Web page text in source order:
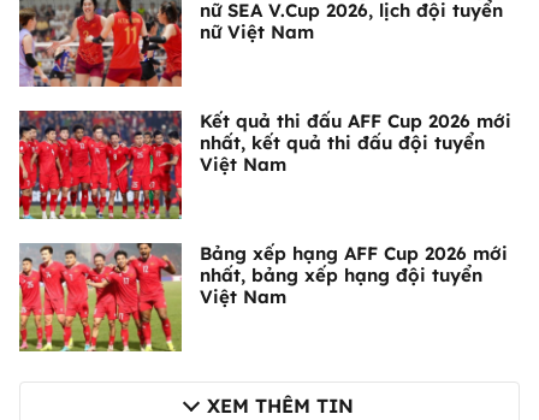
nữ SEA V.Cup 2026, lịch đội tuyển
nữ Việt Nam
Kết quả thi đấu AFF Cup 2026 mới
nhất, kết quả thi đấu đội tuyển
Việt Nam
Bảng xếp hạng AFF Cup 2026 mới
nhất, bảng xếp hạng đội tuyển
Việt Nam
XEM THÊM TIN